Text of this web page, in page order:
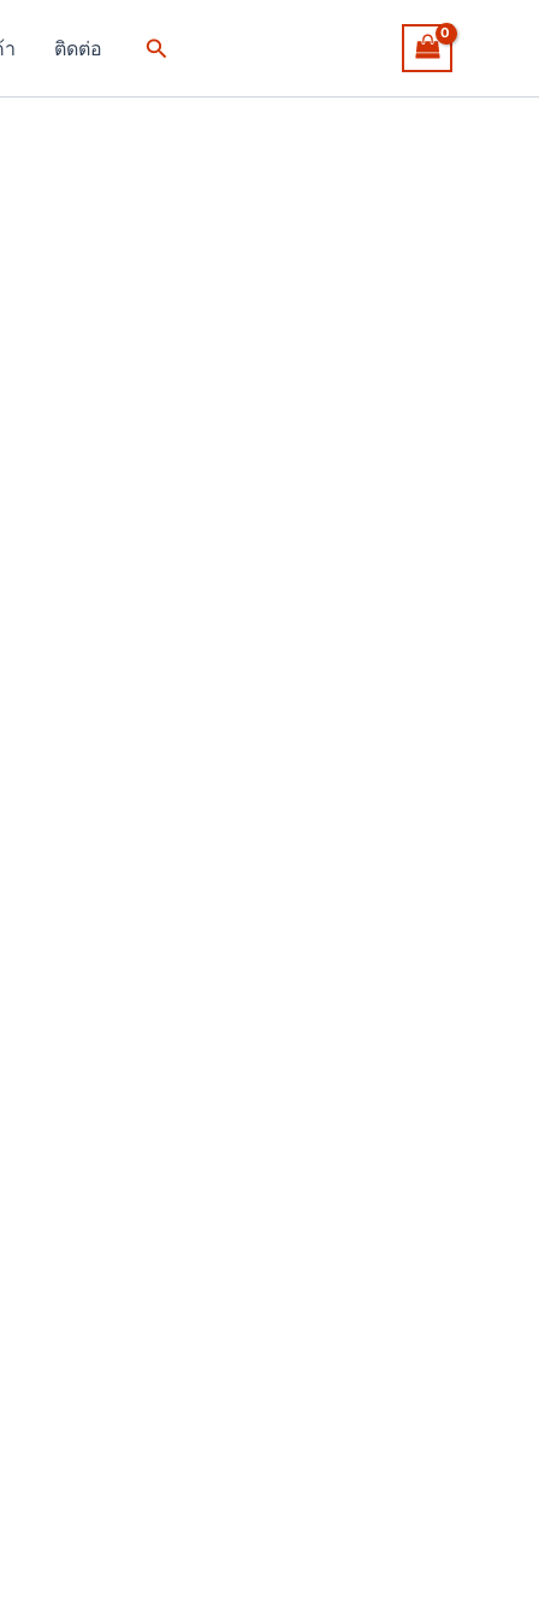
ติดต่อ Search